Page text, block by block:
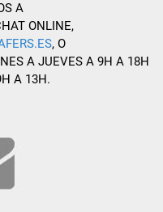
A
ONLINE,
, O
A JUEVES A 9H A 18H
A 13H.